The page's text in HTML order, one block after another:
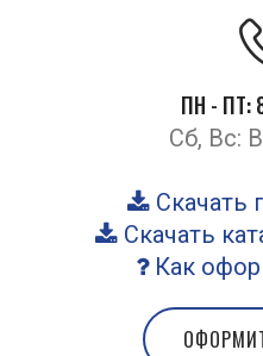
ПН - ПТ:
Сб, Вс:
Скачать
Скачать
Как